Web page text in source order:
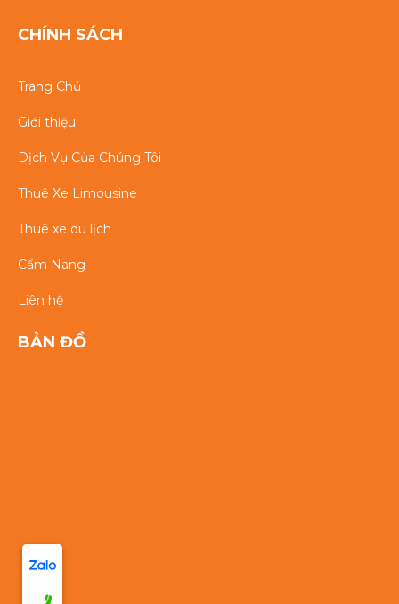
CHÍNH SÁCH
Trang Chủ
Giới thiệu
Dịch Vụ Của Chúng Tôi
Thuê Xe Limousine
Thuê xe du lịch
Cẩm Nang
Liên hệ
BẢN ĐỒ